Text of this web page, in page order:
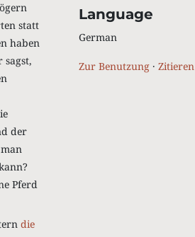
statt
haben
sagst,
der
Pferd
die
Language
German
Zur Benutzung· Zitieren